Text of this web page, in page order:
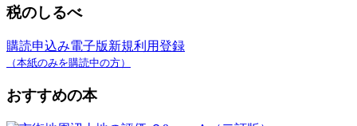
税のしるべ
購読申込み電子版新規利用登録
（本紙のみを購読中の方）
おすすめの本